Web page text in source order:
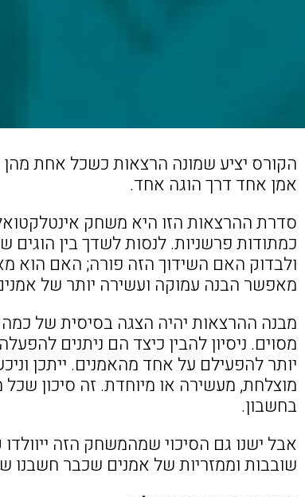
הקורס יציע שמונה הרצאות כשכל אחת
אמן אחד דרך הוגה אחד.
סדרת ההרצאות הזו היא משחק
כמתודות פרשניות. לנסות לשדך בין הוגים
ולבדוק האם השידוך הזה פורה; האם הוא
מאפשר הבנה עמוקה ועשירה יותר של
מבנה ההרצאות יהיה הצגה בסיסית של כמה
מסוים. ניסיון להבין כיצד הם ניתנים
יותר להפעילם על אחד מהאמנים. ייתכן
מוצלחת, מעשירה או מיוחדת. זה סיכון
בחשבון.
אבל ישנו גם הסיכוי שמהמשחק הזה
שובבות וממזריות של אמנים שכבר חשבנו